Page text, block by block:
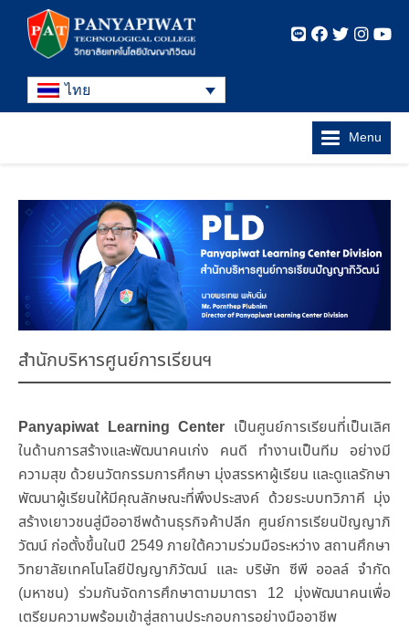
ไทย
Menu
สำนักบริหารศูนย์การเรียนฯ
Panyapiwat Learning Center เป็นศูนย์การเรียนที่เป็นเลิศ
ในด้านการสร้างและพัฒนาคนเก่ง คนดี ทำงานเป็นทีม อย่างมี
ความสุข ด้วยนวัตกรรมการศึกษา มุ่งสรรหาผู้เรียน และดูแลรักษา
พัฒนาผู้เรียนให้มีคุณลักษณะที่พึงประสงค์ ด้วยระบบทวิภาคี มุ่ง
สร้างเยาวชนสู่มืออาชีพด้านธุรกิจค้าปลีก ศูนย์การเรียนปัญญาภิ
วัฒน์ ก่อตั้งขึ้นในปี 2549 ภายใต้ความร่วมมือระหว่าง สถานศึกษา
วิทยาลัยเทคโนโลยีปัญญาภิวัฒน์ และ บริษัท ซีพี ออลล์ จำกัด
(มหาชน) ร่วมกันจัดการศึกษาตามมาตรา 12 มุ่งพัฒนาคนเพื่อ
เตรียมความพร้อมเข้าสู่สถานประกอบการอย่างมืออาชีพ